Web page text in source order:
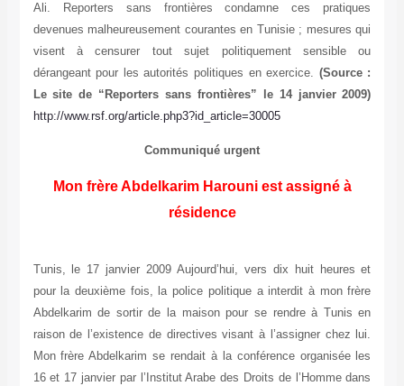
Ali. Reporters sans frontières condamne ces pratiques
devenues malheureusement courantes en Tunisie ; mesures qui
visent à censurer tout sujet politiquement sensible ou
dérangeant pour les autorités politiques en exercice. (Source :
Le site de “ Reporters sans frontières” le 14 janvier 2009)
http://www.rsf.org/article.php3?id_article=30005
Communiqué urgent
Mon frère Abdelkarim Harouni est assigné à
résidence
Tunis, le 17 janvier 2009 Aujourd’hui, vers dix huit heures et
pour la deuxième fois, la police politique a interdit à mon frère
Abdelkarim de sortir de la maison pour se rendre à Tunis en
raison de l’existence de directives visant à l’assigner chez lui.
Mon frère Abdelkarim se rendait à la conférence organisée les
16 et 17 janvier par l’Institut Arabe des Droits de l’Homme dans